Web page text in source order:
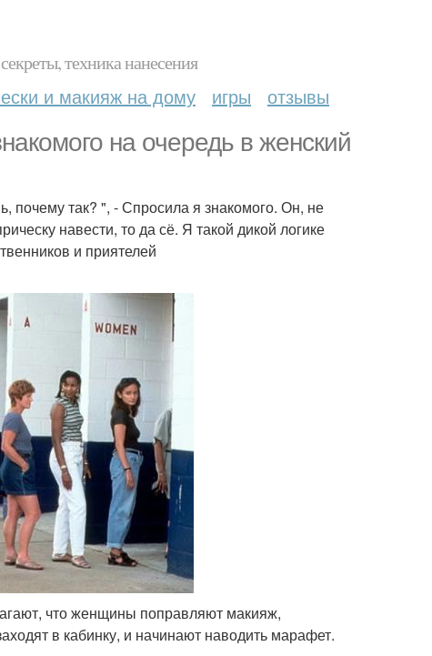
техника нанесения
и макияж на дому игры отзывы
на очередь в женский
почему так? ", - Спросила я знакомого. Он, не
навести, то да сё. Я такой дикой логике
и приятелей
что женщины поправляют макияж,
в кабинку, и начинают наводить марафет.